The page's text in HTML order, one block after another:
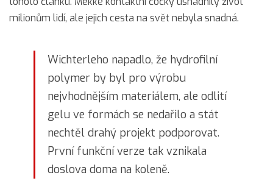
milionům lidí, ale jejich cesta na svět nebyla snadná.
Wichterleho napadlo, že hydrofilní
polymer by byl pro výrobu
nejvhodnějším materiálem, ale odlití
gelu ve formách se nedařilo a stát
nechtěl drahý projekt podporovat.
První funkční verze tak vznikala
doslova doma na koleně.